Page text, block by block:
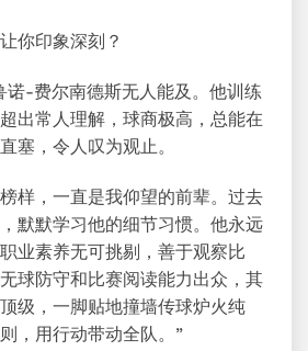
你印象深刻？
诺-费尔南德斯无人能及。他训练
出常人理解，球商极高，总能在
塞，令人叹为观止。
样，一直是我仰望的前辈。过去
默默学习他的细节习惯。他永远
业素养无可挑剔，善于观察比
球防守和比赛阅读能力出众，其
级，一脚贴地撞墙传球炉火纯
，用行动带动全队。”